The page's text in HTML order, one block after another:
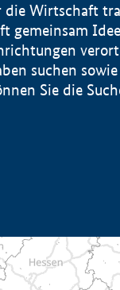
Wirtschaft
suchen
Sie die